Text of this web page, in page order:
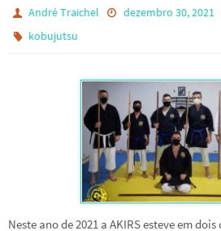
André Traichel dezembro 30, 2021
kobujutsu
Neste ano de 2021 a AKIRS esteve em